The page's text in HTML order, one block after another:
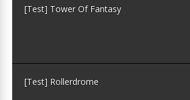
[Test] Tower Of Fantasy
[Test] Rollerdrome